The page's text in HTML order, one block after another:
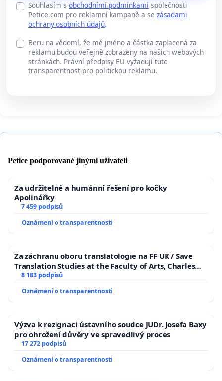
Souhlasím s obchodními podmínkami společnosti
Petice.com pro reklamní kampaně a se zásadami
ochrany osobních údajů.
Beru na vědomí, že mé jméno a částka zaplacená za
reklamu budou veřejně zobrazeny na našich webových
stránkách. Právní předpisy EU vyžadují tuto
transparentnost pro politickou reklamu.
Petice podporované jinými uživateli
Za udržitelné a humánní řešení pro kočky
Apolinářky
7 459 podpisů
Oznámení o transparentnosti
Za záchranu oboru translatologie na FF UK / Save
Translation Studies at the Faculty of Arts, Charles
University
8 183 podpisů
Oznámení o transparentnosti
Výzva k rezignaci ústavního soudce JUDr. Josefa Baxy
pro ohrožení důvěry ve spravedlivý proces
17 272 podpisů
Oznámení o transparentnosti